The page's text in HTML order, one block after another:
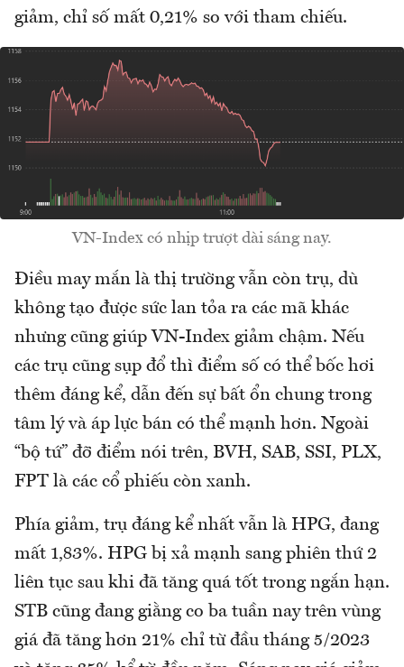
giảm, chỉ số mất 0,21% so với tham chiếu.
VN-Index có nhịp trượt dài sáng nay.
Điều may mắn là thị trường vẫn còn trụ, dù
không tạo được sức lan tỏa ra các mã khác
nhưng cũng giúp VN-Index giảm chậm. Nếu
các trụ cũng sụp đổ thì điểm số có thể bốc hơi
thêm đáng kể, dẫn đến sự bất ổn chung trong
tâm lý và áp lực bán có thể mạnh hơn. Ngoài
“bộ tứ” đỡ điểm nói trên, BVH, SAB, SSI, PLX,
FPT là các cổ phiếu còn xanh.
Phía giảm, trụ đáng kể nhất vẫn là HPG, đang
mất 1,83%. HPG bị xả mạnh sang phiên thứ 2
liên tục sau khi đã tăng quá tốt trong ngắn hạn.
STB cũng đang giằng co ba tuần nay trên vùng
giá đã tăng hơn 21% chỉ từ đầu tháng 5/2023